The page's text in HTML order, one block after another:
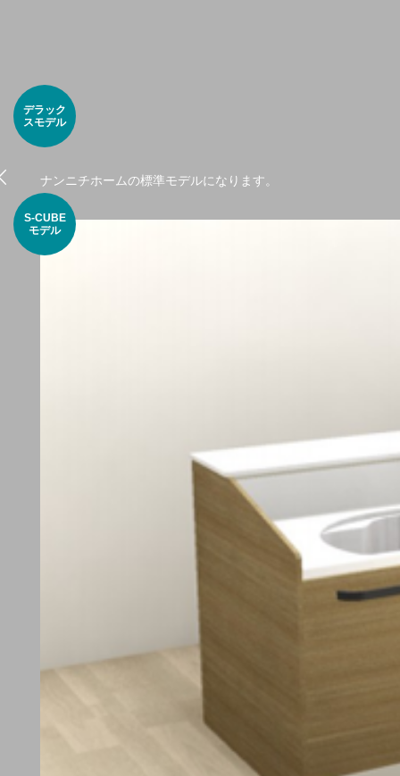
デラック
スモデル
ナンニチホームの標準モデルになります。
S-CUBE
モデル